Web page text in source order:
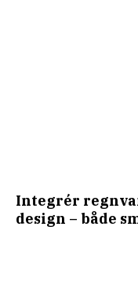
Integrér
design – både